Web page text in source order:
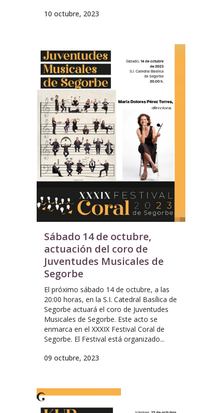
10 octubre, 2023
Sábado 14 de octubre,
actuación del coro de
Juventudes Musicales de
Segorbe
El próximo sábado 14 de octubre, a las
20:00 horas, en la S.I. Catedral Basílica de
Segorbe actuará el coro de Juventudes
Musicales de Segorbe. Este acto se
enmarca en el XXXIX Festival Coral de
Segorbe. El Festival está organizado...
09 octubre, 2023